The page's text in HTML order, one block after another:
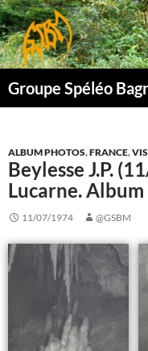
Aller
au
contenu
Groupe Spéléo
ALBUM PHOTOS,FRANCE,
Beylesse J.P.
Lucarne.
11/07/1974 @GSBM